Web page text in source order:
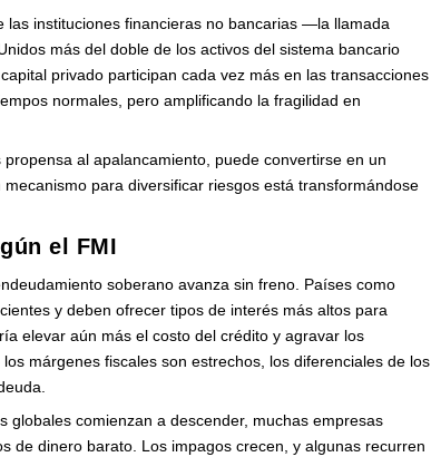
las instituciones financieras no bancarias —la llamada
más del doble de los activos del sistema bancario
privado participan cada vez más en las transacciones
normales, pero amplificando la fragilidad en
al apalancamiento, puede convertirse en un
para diversificar riesgos está transformándose
el FMI
soberano avanza sin freno. Países como
y deben ofrecer tipos de interés más altos para
elevar aún más el costo del crédito y agravar los
márgenes fiscales son estrechos, los diferenciales de los
globales comienzan a descender, muchas empresas
de dinero barato. Los impagos crecen, y algunas recurren